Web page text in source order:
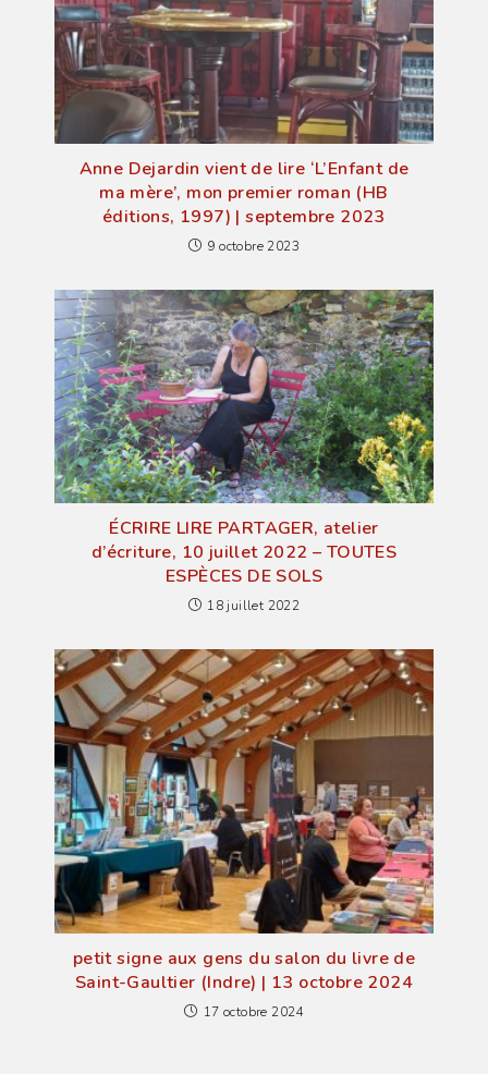
Anne Dejardin vient de lire ‘L’Enfant de
ma mère’, mon premier roman (HB
éditions, 1997) | septembre 2023
9 octobre 2023
ÉCRIRE LIRE PARTAGER, atelier
d’écriture, 10 juillet 2022 – TOUTES
ESPÈCES DE SOLS
18 juillet 2022
petit signe aux gens du salon du livre de
Saint-Gaultier (Indre) | 13 octobre 2024
17 octobre 2024